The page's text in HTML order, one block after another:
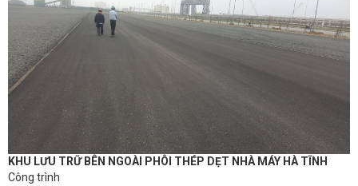
KHU LƯU TRỮ BÊN NGOÀI PHÔI THÉP DẸT NHÀ MÁY HÀ TĨNH
Công trình